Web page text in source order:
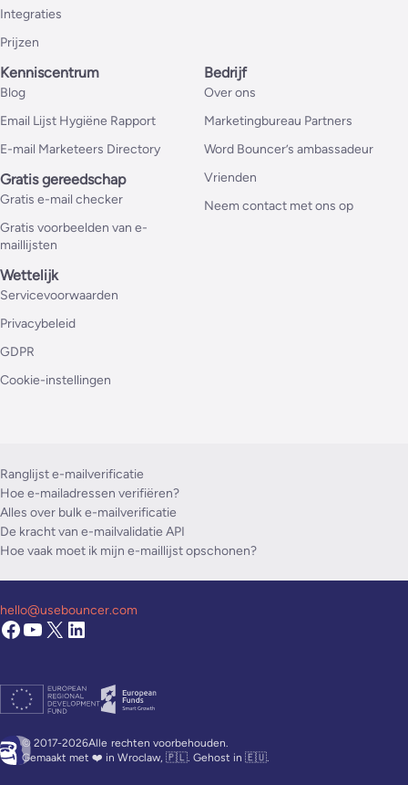
Integraties
Prijzen
Kenniscentrum
Blog
Email Lijst Hygiëne Rapport
E-mail Marketeers Directory
Gratis gereedschap
Gratis e-mail checker
Gratis voorbeelden van e-
maillijsten
Bedrijf
Over ons
Marketingbureau Partners
Word Bouncer’s ambassadeur
Vrienden
Neem contact met ons op
Wettelijk
Servicevoorwaarden
Privacybeleid
GDPR
Cookie-instellingen
Ranglijst e-mailverificatie
Hoe e-mailadressen verifiëren?
Alles over bulk e-mailverificatie
De kracht van e-mailvalidatie API
Hoe vaak moet ik mijn e-maillijst opschonen?
© 2017-2026Alle rechten voorbehouden.
Gemaakt met ❤️ in Wroclaw, 🇵🇱. Gehost in 🇪🇺.
hello@usebouncer.com